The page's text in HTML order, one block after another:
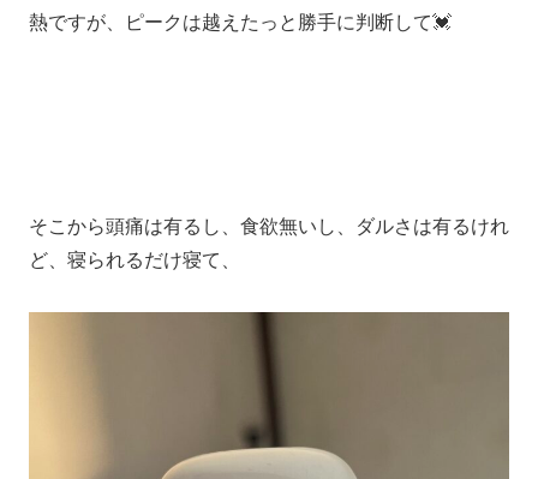
熱ですが、ピークは越えたっと勝手に判断して💓
そこから頭痛は有るし、食欲無いし、ダルさは有るけれ
ど、寝られるだけ寝て、